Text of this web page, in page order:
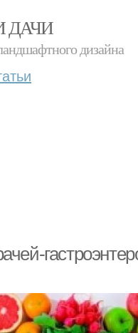
ДАЧИ
дизайна